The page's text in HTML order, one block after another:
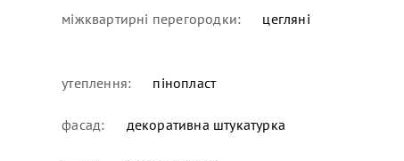
міжквартирні перегородки: цегляні
утеплення: пінопласт
фасад: декоративна штукатурка